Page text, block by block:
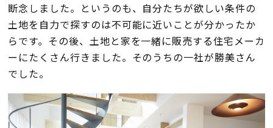
KATSUMIの
取り組み
採用情報
家づくりサポート
土地の上手な探し方
断念しました。というのも、自分たちが欲しい条件の
土地を自力で探すのは不可能に近いことが分かったか
らです。その後、土地と家を一緒に販売する住宅メーカ
ーにたくさん行きました。そのうちの一社が勝美さん
でした。